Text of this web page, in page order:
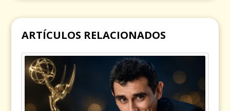
ARTÍCULOS RELACIONADOS